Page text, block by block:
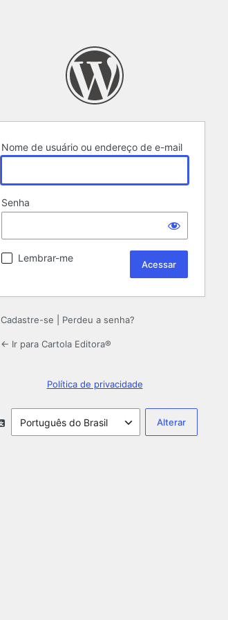
Nome de usuário ou endereço de e-mail
Senha
Lembrar-me
Cadastre-se Perdeu a senha?
← Ir para Cartola Editora®️
Política de privacidade
Idioma